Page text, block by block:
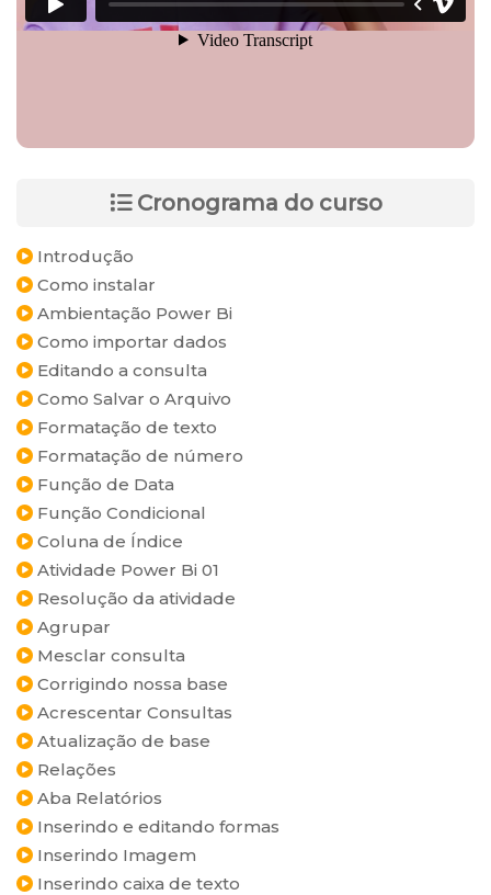
Cronograma do curso
Introdução
Como instalar
Ambientação Power Bi
Como importar dados
Editando a consulta
Como Salvar o Arquivo
Formatação de texto
Formatação de número
Função de Data
Função Condicional
Coluna de Índice
Atividade Power Bi 01
Resolução da atividade
Agrupar
Mesclar consulta
Corrigindo nossa base
Acrescentar Consultas
Atualização de base
Relações
Aba Relatórios
Inserindo e editando formas
Inserindo Imagem
Inserindo caixa de texto